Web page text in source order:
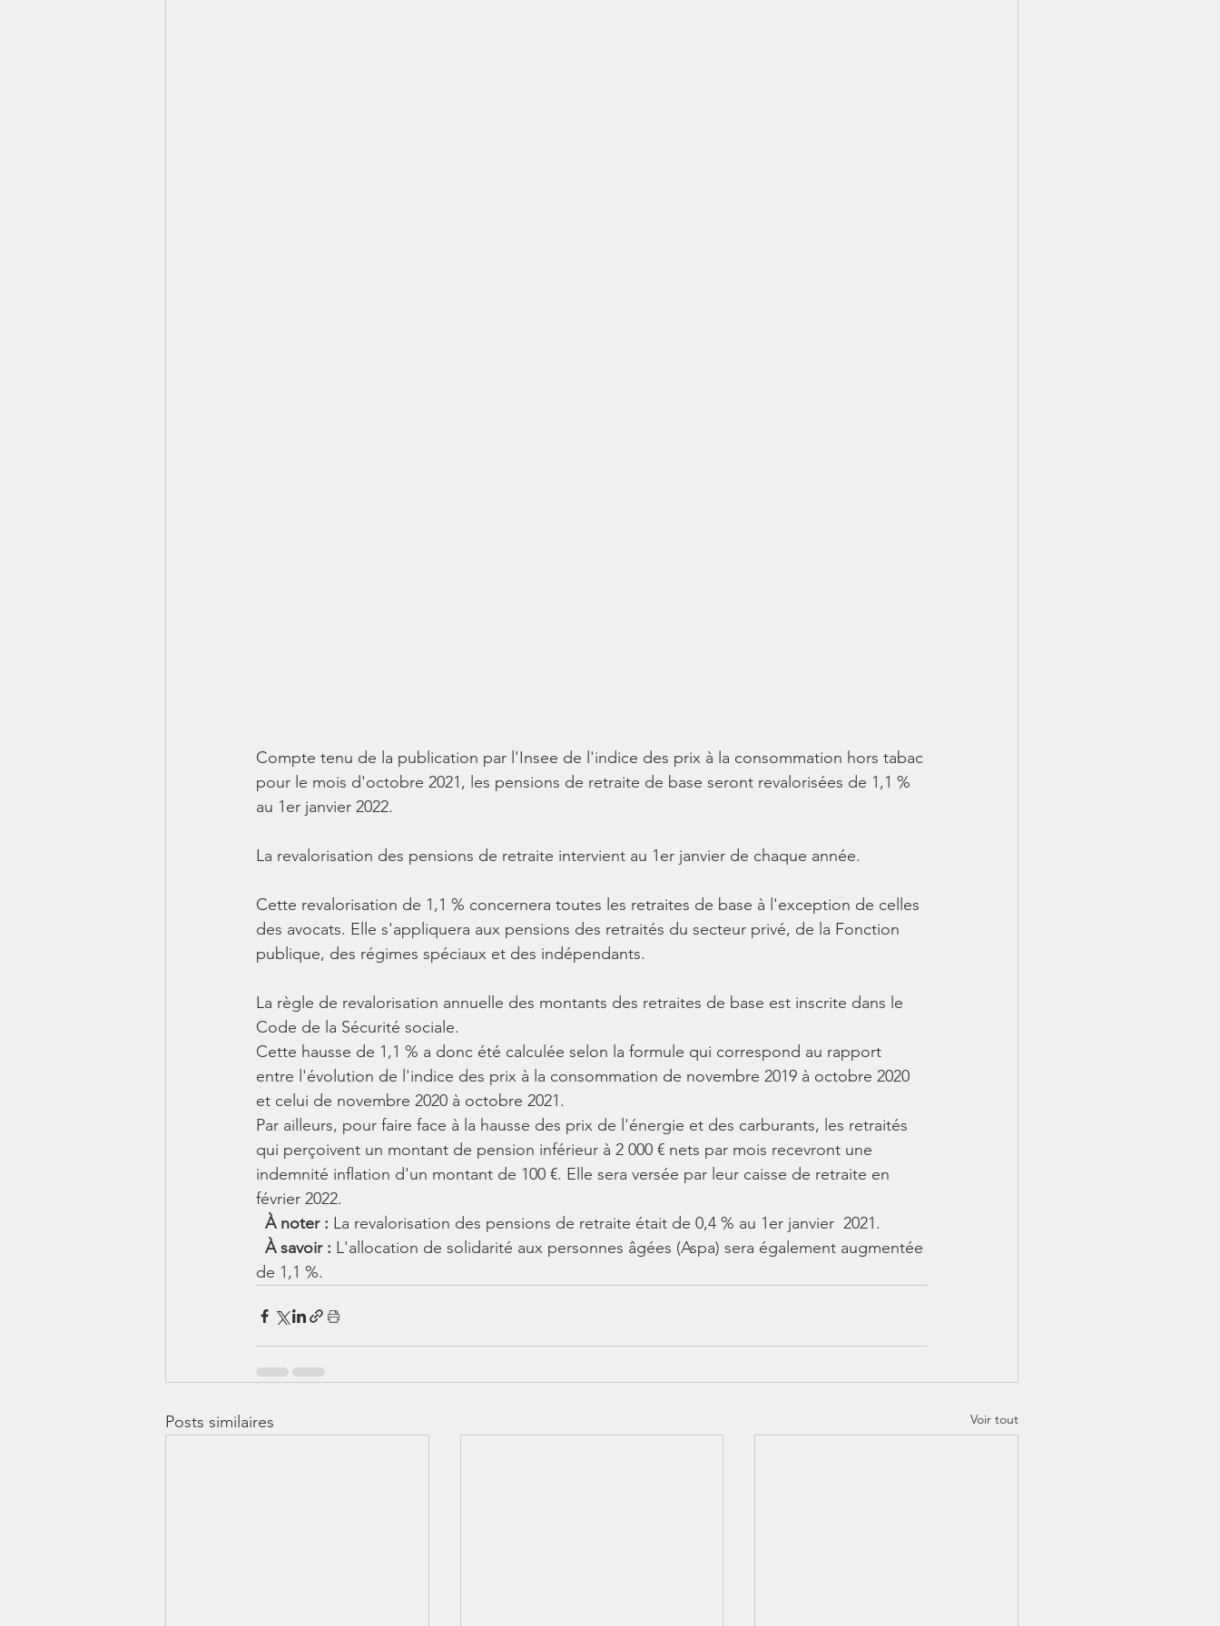
Compte tenu de la publication par l'Insee de l'indice des prix à la consommation hors tabac
pour le mois d'octobre 2021, les pensions de retraite de base seront revalorisées de 1,1 %
au 1er janvier 2022.
La revalorisation des pensions de retraite intervient au 1er janvier de chaque année.
Cette revalorisation de 1,1 % concernera toutes les retraites de base à l'exception de celles
des avocats. Elle s'appliquera aux pensions des retraités du secteur privé, de la Fonction
publique, des régimes spéciaux et des indépendants.
La règle de revalorisation annuelle des montants des retraites de base est inscrite dans le
Code de la Sécurité sociale.
Cette hausse de 1,1 % a donc été calculée selon la formule qui correspond au rapport
entre l'évolution de l'indice des prix à la consommation de novembre 2019 à octobre 2020
et celui de novembre 2020 à octobre 2021.
Par ailleurs, pour faire face à la hausse des prix de l'énergie et des carburants, les retraités
qui perçoivent un montant de pension inférieur à 2 000 € nets par mois recevront une
indemnité inflation d'un montant de 100 €. Elle sera versée par leur caisse de retraite en
février 2022.
À noter : La revalorisation des pensions de retraite était de 0,4 % au 1er janvier  2021.
À savoir : L'allocation de solidarité aux personnes âgées (Aspa) sera également augmentée
de 1,1 %.
Posts similaires Voir tout